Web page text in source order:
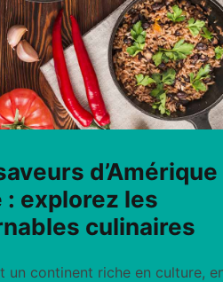
d’Amérique
: explorez les
culinaires
un continent riche en culture,